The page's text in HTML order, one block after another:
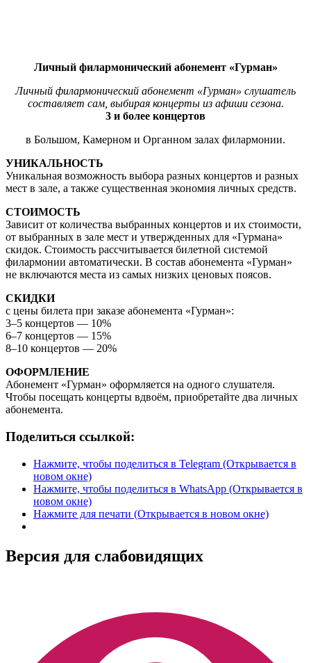
Личный филармонический абонемент «Гурман»
Личный филармонический абонемент «Гурман» слушатель
составляет сам, выбирая концерты из афиши сезона.
3 и более концертов
в Большом, Камерном и Органном залах филармонии.
УНИКАЛЬНОСТЬ
Уникальная возможность выбора разных концертов и разных
мест в зале, а также существенная экономия личных средств.
СТОИМОСТЬ
Зависит от количества выбранных концертов и их стоимости,
от выбранных в зале мест и утвержденных для «Гурмана»
скидок. Стоимость рассчитывается билетной системой
филармонии автоматически. В состав абонемента «Гурман»
не включаются места из самых низких ценовых поясов.
СКИДКИ
с цены билета при заказе абонемента «Гурман»:
3–5 концертов — 10%
6–7 концертов — 15%
8–10 концертов — 20%
ОФОРМЛЕНИЕ
Абонемент «Гурман» оформляется на одного слушателя.
Чтобы посещать концерты вдвоём, приобретайте два личных
абонемента.
Поделиться ссылкой:
Нажмите, чтобы поделиться в Telegram (Открывается в
новом окне)
Нажмите, чтобы поделиться в WhatsApp (Открывается в
новом окне)
Нажмите для печати (Открывается в новом окне)
Версия для слабовидящих